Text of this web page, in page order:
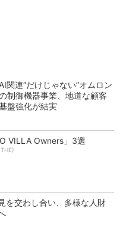
AI関連“だけじゃない”オムロン
制御機器事業、地道な顧客
盤強化が結実
VILLA Owners」3選
を交わし合い、多様な人財